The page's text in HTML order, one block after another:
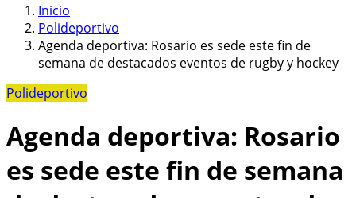
Inicio
Polideportivo
Agenda deportiva: Rosario es sede este fin de
semana de destacados eventos de rugby y hockey
Polideportivo
Agenda deportiva: Rosario
es sede este fin de semana